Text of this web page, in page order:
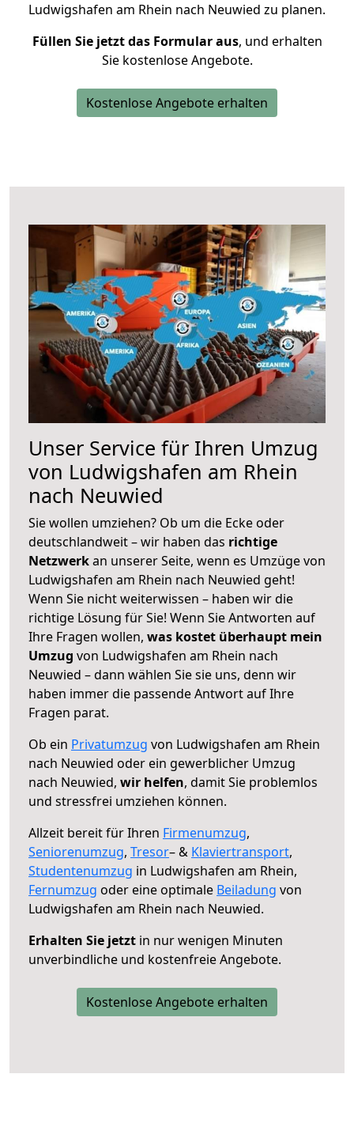
Ludwigshafen am Rhein nach Neuwied zu planen.
Füllen Sie jetzt das Formular aus, und erhalten
Sie kostenlose Angebote.
Kostenlose Angebote erhalten
Unser Service für Ihren Umzug
von Ludwigshafen am Rhein
nach Neuwied
Sie wollen umziehen? Ob um die Ecke oder
deutschlandweit – wir haben das richtige
Netzwerkan unserer Seite, wenn es Umzüge von
Ludwigshafen am Rhein nach Neuwied geht!
Wenn Sie nicht weiterwissen – haben wir die
richtige Lösung für Sie! Wenn Sie Antworten auf
Ihre Fragen wollen, was kostet überhaupt mein
Umzug von Ludwigshafen am Rhein nach
Neuwied – dann wählen Sie sie uns, denn wir
haben immer die passende Antwort auf Ihre
Fragen parat.
Ob ein Privatumzug von Ludwigshafen am Rhein
nach Neuwied oder ein gewerblicher Umzug
nach Neuwied, wir helfen, damit Sie problemlos
und stressfrei umziehen können.
Allzeit bereit für Ihren Firmenumzug,
Seniorenumzug, Tresor– & Klaviertransport,
Studentenumzug in Ludwigshafen am Rhein,
Fernumzug oder eine optimale Beiladung von
Ludwigshafen am Rhein nach Neuwied.
Erhalten Sie jetzt in nur wenigen Minuten
unverbindliche und kostenfreie Angebote.
Kostenlose Angebote erhalten